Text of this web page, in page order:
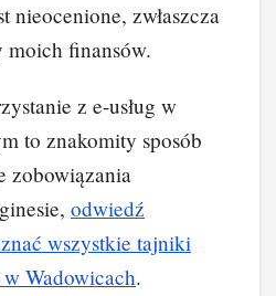
nieocenione, zwłaszcza
moich finansów.
z e-usług w
to znakomity sposób
zobowiązania
odwiedź
wszystkie tajniki
Wadowicach.